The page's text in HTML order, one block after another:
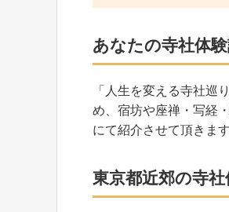
あなたの寺社体験
「人生を変える寺社巡
め、宿坊や座禅・写経
にて紹介させて頂きま
東京都近郊の寺